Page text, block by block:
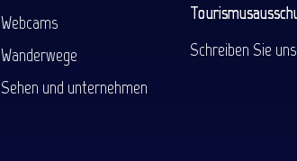
Webcams
Wanderwege
Sehen und unternehmen
Schreiben Sie uns